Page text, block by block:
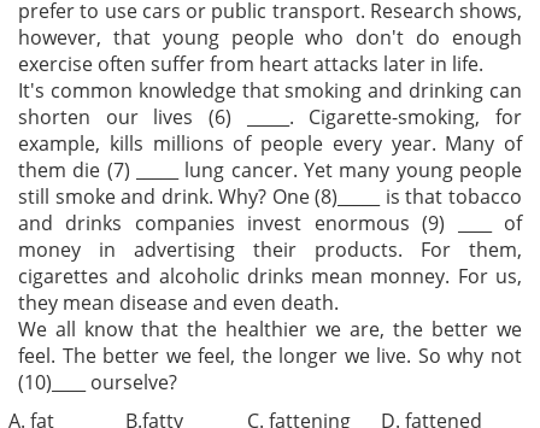
prefer to use cars or public transport. Research shows,
however, that young people who don't do enough
exercise often suffer from heart attacks later in life.
It's common knowledge that smoking and drinking can
shorten our lives (6) _____. Cigarette-smoking, for
example, kills millions of people every year. Many of
them die (7) _____ lung cancer. Yet many young people
still smoke and drink. Why? One (8)_____ is that tobacco
and drinks companies invest enormous (9) ____ of
money in advertising their products. For them,
cigarettes and alcoholic drinks mean monney. For us,
they mean disease and even death.
We all know that the healthier we are, the better we
feel. The better we feel, the longer we live. So why not
(10)____ ourselve?
A. fat
B.fatty C. fattening D. fattened